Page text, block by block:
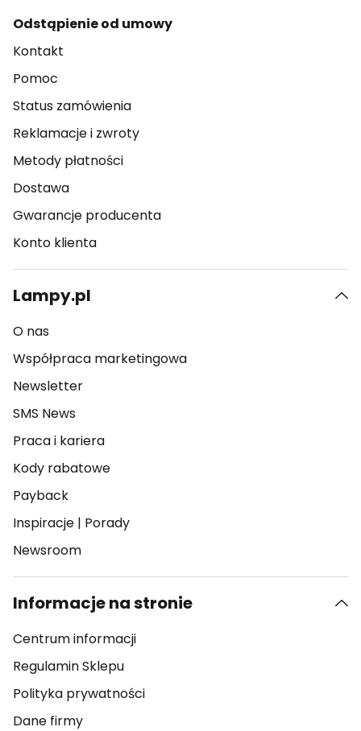
Odstąpienie od umowy
Kontakt
Pomoc
Status zamówienia
Reklamacje i zwroty
Metody płatności
Dostawa
Gwarancje producenta
Konto klienta
Lampy.pl
O nas
Współpraca marketingowa
Newsletter
SMS News
Praca i kariera
Kody rabatowe
Payback
Inspiracje | Porady
Newsroom
Informacje na stronie
Centrum informacji
Regulamin Sklepu
Polityka prywatności
Dane firmy